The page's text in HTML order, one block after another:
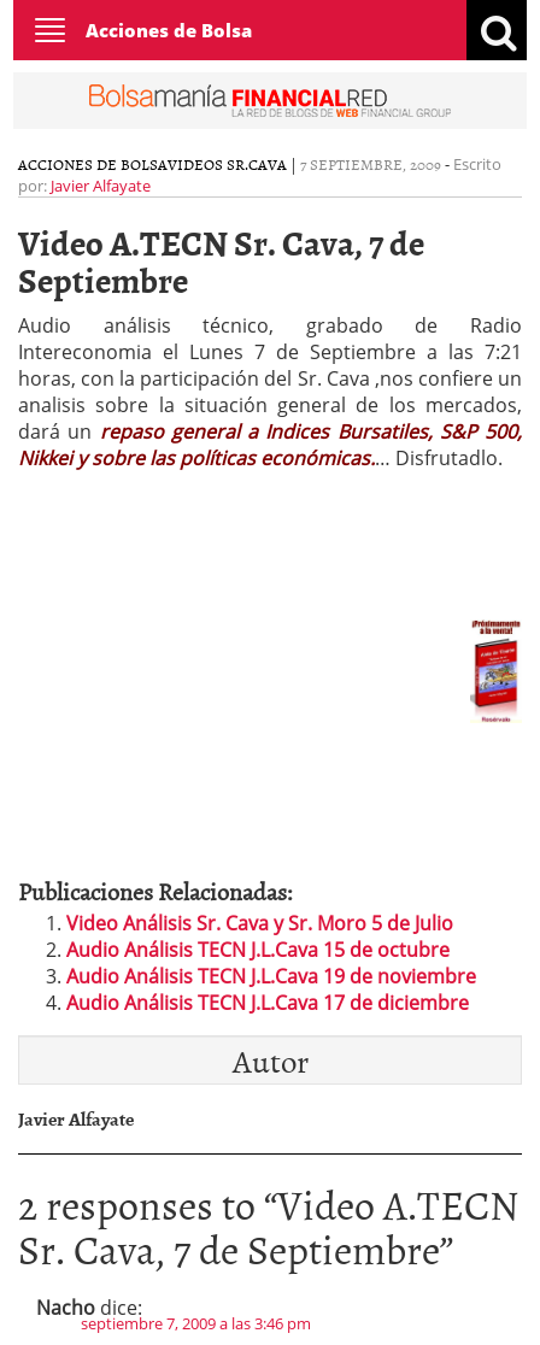
Toggle
navigation
Acciones de Bolsa
ACCIONES DE BOLSAVIDEOS SR.CAVA | 7 SEPTIEMBRE, 2009- Escrito
por: Javier Alfayate
Video A.TECN Sr. Cava, 7 de
Septiembre
Audio análisis técnico, grabado de Radio
Intereconomia el Lunes 7 de Septiembre a las 7:21
horas, con la participación del Sr. Cava ,nos confiere un
analisis sobre la situación general de los mercados,
dará un repaso general a Indices Bursatiles, S&P 500,
Nikkei y sobre las políticas económicas.… Disfrutadlo.
Publicaciones Relacionadas:
Video Análisis Sr. Cava y Sr. Moro 5 de Julio
Audio Análisis TECN J.L.Cava 15 de octubre
Audio Análisis TECN J.L.Cava 19 de noviembre
Audio Análisis TECN J.L.Cava 17 de diciembre
Autor
Javier Alfayate
2 responses to “Video A.TECN
Sr. Cava, 7 de Septiembre”
Nacho dice:
septiembre 7, 2009 a las 3:46 pm